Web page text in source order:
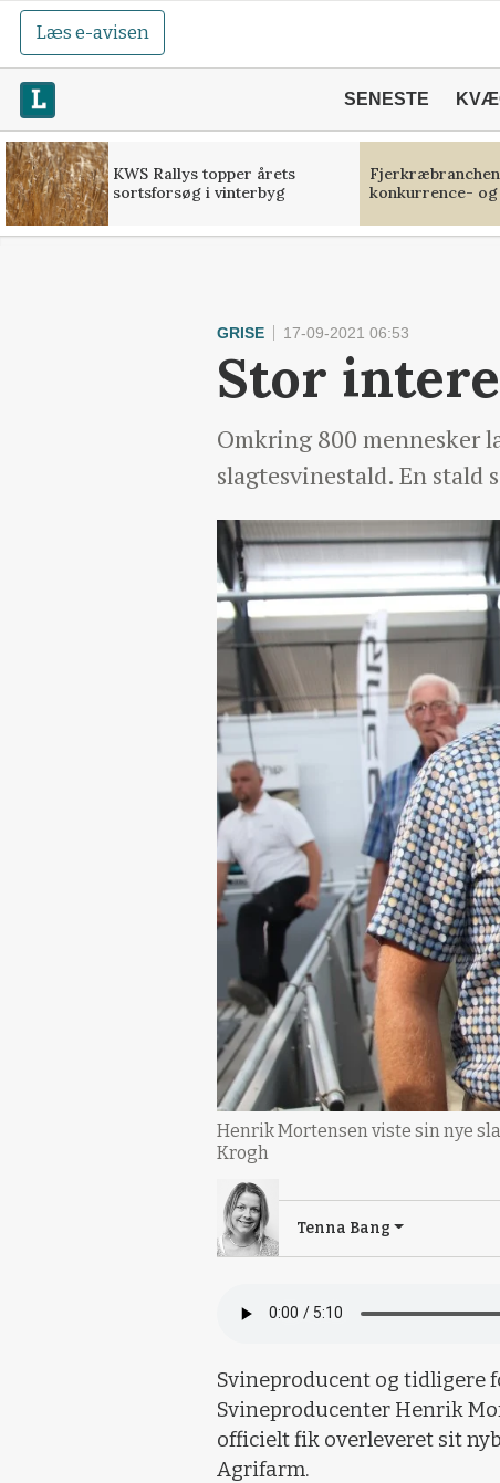
Læs e-avisen
SENESTE
KWS Rallys topper årets
sortsforsøg i vinterbyg
konkurrence-
GRISE 17-09-2021 06:53
Stor
Omkring 800 mennesker
slagtesvinestald. En stald
Henrik Mortensen viste sin nye
Krogh
Tenna Bang
Svineproducent og tidligere
Svineproducenter Henrik
officielt fik overleveret sit
Agrifarm.